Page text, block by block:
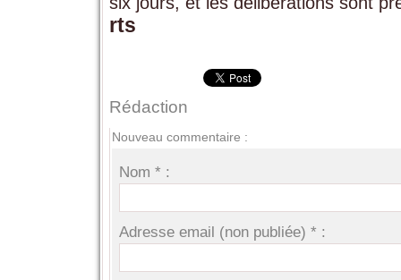
rts
Rédaction
Nouveau commentaire :
Nom * :
Adresse email (non publiée) * :